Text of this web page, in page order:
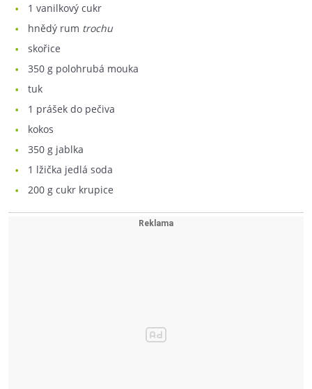
1 vanilkový cukr
hnědý rum trochu
skořice
350 g polohrubá mouka
tuk
1 prášek do pečiva
kokos
350 g jablka
1 lžička jedlá soda
200 g cukr krupice